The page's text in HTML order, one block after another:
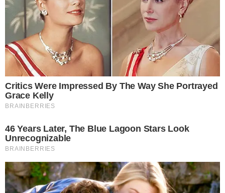
วิธีนี้ให้เราต้มน้ำให้เดือดแล้วเอาเกลือใส่เข้าไปค่ะ จากนั้นนำมะระที่
หั่ น เป็น ชิ้ น เล็กๆลงไปต้มพอให้มีสีเขียวเข้ม พอมะระมีสีเขียวเข้ม
แล้วให้เรารีบตักมาใส่ในน้ำเย็น ยิ่งเย็นมากเท่าไหร่ยิ่งดี เพื่อคงความ
กรอบและสีที่น่ารับประทานเอาไว้ ต่อมาก็ตักขึ้นพักสะเด็ดน้ำและนำ
ไปทำอาหาร วิธีนี้เหมาะกับอาหารจำพ ว ก ผั ด
4 คลุกเกลือ
นำมะระที่ขมมากๆนั้นมาซอยให้เป็นชิ้นบางๆแล้วนำไปคลุกกับเกลือ
จนกว่าจะรู้สึกว่าเนื้อนุ่ม จากนั้นนำไปล้างน้ำสะอาดสัก 2-3 น้ำ เพื่อ
ล้างความเค็มออกไป จากนั้นก็นำไปทำอาหารตามปกติได้เลย
5 ต้มน้ำหลายๆครั้ง